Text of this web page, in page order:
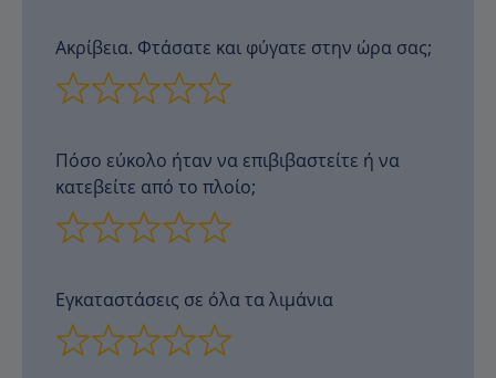
Ακρίβεια. Φτάσατε και φύγατε στην ώρα σας;
Πόσο εύκολο ήταν να επιβιβαστείτε ή να
κατεβείτε από το πλοίο;
Εγκαταστάσεις σε όλα τα λιμάνια